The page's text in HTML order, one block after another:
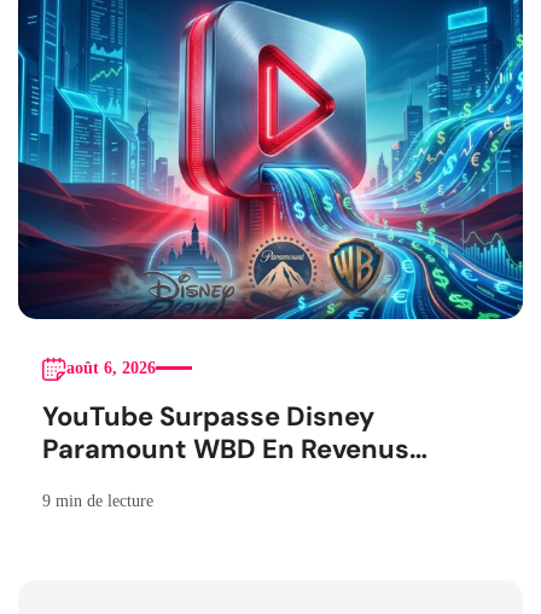
août 6, 2026
YouTube Surpasse Disney
Paramount WBD En Revenus
9 min de lecture